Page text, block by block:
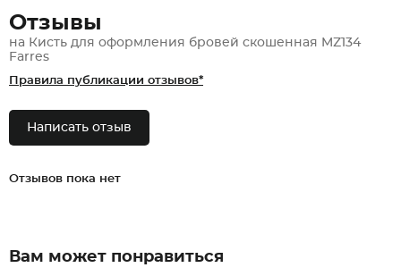
Отзывы
на Кисть для оформления бровей скошенная MZ134
Farres
Правила публикации отзывов*
Написать отзыв
Отзывов пока нет
Вам может понравиться